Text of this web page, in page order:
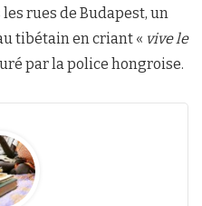
rues de Budapest, un
tibétain en criant « vive le
par la police hongroise.